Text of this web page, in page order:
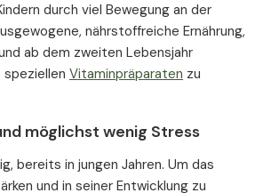
durch viel Bewegung an der
nährstoffreiche Ernährung,
ab dem zweiten Lebensjahr
Vitaminpräparaten zu
möglichst wenig Stress
bereits in jungen Jahren. Um das
und in seiner Entwicklung zu